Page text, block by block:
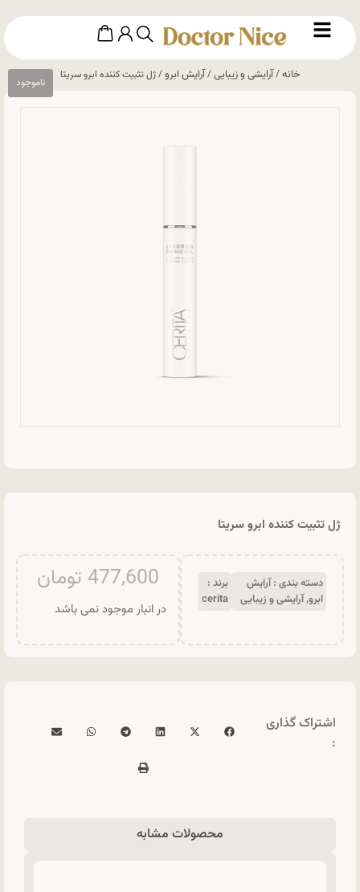
خانه/آرایشی و زیبایی/آرایش ابرو/ ژل تثبیت کننده ابرو سریتا
ژل تثبیت کننده ابرو سریتا
دسته بندی :آرایش
ابرو,آرایشی و زیبایی
برند :
cerita
477,600 تومان
در انبار موجود نمی باشد
اشتراک گذاری
:
محصولات مشابه